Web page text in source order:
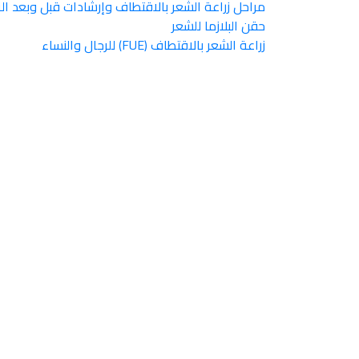
مراحل زراعة الشعر بالاقتطاف وإرشادات قبل وبعد
حقن البلازما للشعر
زراعة الشعر بالاقتطاف (FUE) للرجال والنساء